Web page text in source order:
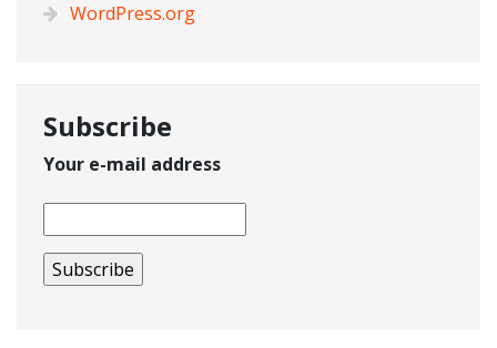
WordPress.org
Subscribe
Your e-mail address